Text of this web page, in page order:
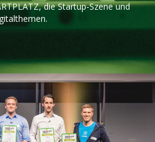
die Startup-Szene und